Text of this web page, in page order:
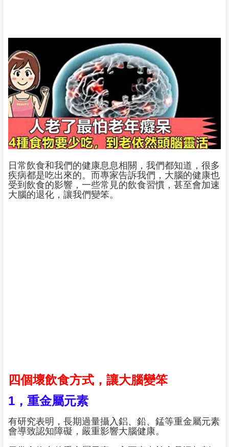
日常飲食和我們的健康息息相關，我們都知道，很多
疾病都是吃出來的。而專家告訴我們，大腦的健康也
受到飲食的影響，一些常見的飲食習慣，甚至會加速
大腦的退化，讓我們變笨。
四個壞飲食方式，讓大腦變笨
1，重金屬元素
有研究表明，長期過量攝入鋁、鉛、錳等重金屬元素
會導致認知障礙，嚴重影響大腦健康。